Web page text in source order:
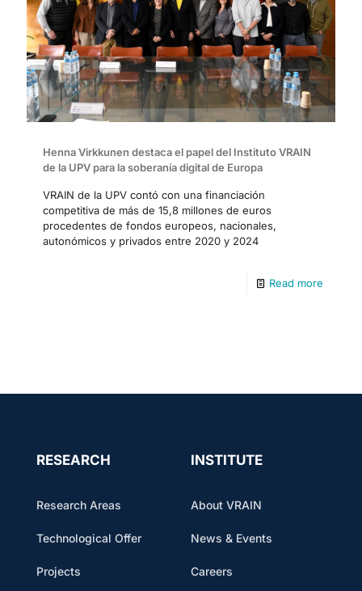
Henna Virkkunen destaca el papel del Instituto VRAIN
de la UPV para la soberanía digital de Europa
VRAIN de la UPV contó con una financiación
competitiva de más de 15,8 millones de euros
procedentes de fondos europeos, nacionales,
autonómicos y privados entre 2020 y 2024
Read more
RESEARCH
Research Areas
Technological Offer
Projects
INSTITUTE
About VRAIN
News & Events
Careers